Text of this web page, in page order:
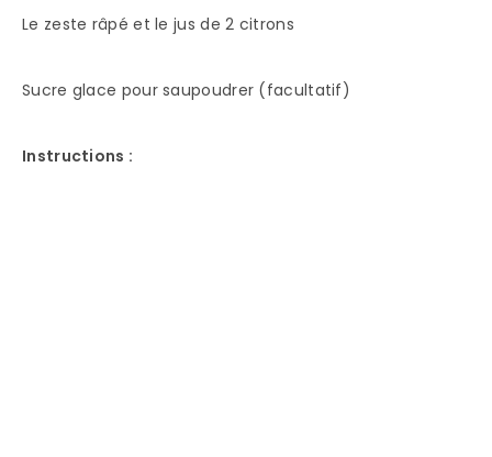
Le zeste râpé et le jus de 2 citrons
Sucre glace pour saupoudrer (facultatif)
Instructions :